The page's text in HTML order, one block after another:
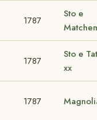
1787
Sto e
1787
Sto e
xx
1787